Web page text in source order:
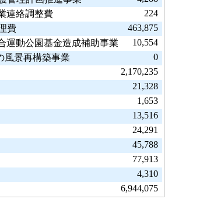
連絡調整費
224
費
463,875
運動公園基金造成補助事業
10,554
風景再構築事業
0
2,170,235
21,328
1,653
13,516
24,291
45,788
77,913
4,310
6,944,075